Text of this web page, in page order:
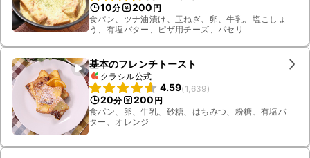
10分 200 円
食パン、ツナ油漬け、玉ねぎ、卵、牛乳、塩こしょ
う、有塩バター、ピザ用チーズ、パセリ
基本のフレンチトースト
クラシル公式
4.59(1,639)
20分 200 円
食パン、卵、牛乳、砂糖、はちみつ、粉糖、有塩バ
ター、オレンジ